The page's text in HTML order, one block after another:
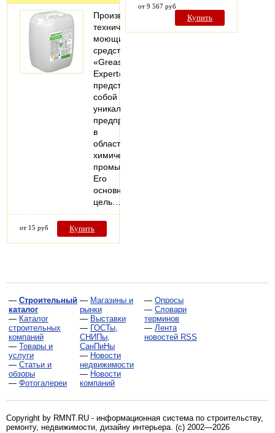
Производство
технических
моющих
средств
«Grease
Expert»
представляет
собой
уникальное
предприятие
в
области
химической
промышленности.
Его
основная
цель…
от 15 руб Купить
от 9 567 руб
Купить
— Строительный
каталог
— Каталог
строительных
компаний
— Товары и
услуги
— Статьи и
обзоры
— Фотогалереи
— Магазины и
рынки
— Выставки
— ГОСТы,
СНИПы,
СанПиНы
— Новости
недвижимости
— Новости
компаний
— Опросы
— Словари
терминов
— Лента
новостей RSS
Copyright by RMNT.RU - информационная система по строительству,
ремонту, недвижимости, дизайну интерьера. (c) 2002—2026